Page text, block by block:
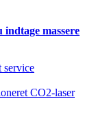
massere
CO2-laser